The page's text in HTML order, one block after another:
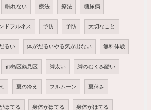
眠れない 療法 療法 糖尿病
ドフルネス 予防 予防 大切なこと
るい 体がだるいやる気が出ない 無料体験
都島区鶴見区 脚太い 脚のむくみ酷い
夏の冷え フルムーン 夏休み
ほてる 身体がほてる 身体がほてる